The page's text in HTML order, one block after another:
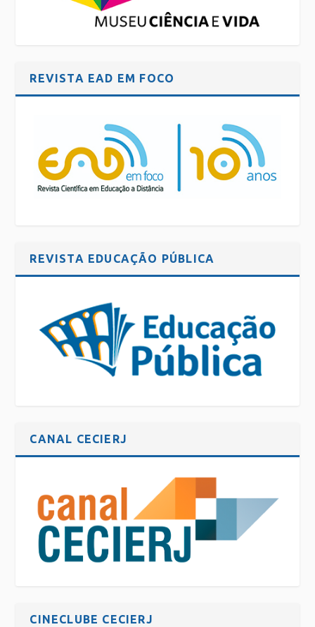
REVISTA EAD EM FOCO
REVISTA EDUCAÇÃO PÚBLICA
CANAL CECIERJ
CINECLUBE CECIERJ